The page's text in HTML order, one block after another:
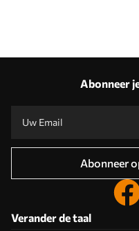
Abonneer
Abonneer
Verander de taal